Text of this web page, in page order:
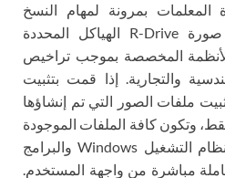
المعلمات بمرونة لمهام النسخ
الاحتياطي المعقدة. تدعم صورة R-Drive الهياكل المحددة
المخصصة بموجب تراخيص
والتجارية. إذا قمت بتثبيت
ملفات الصور التي تم إنشاؤها
وتكون كافة الملفات الموجودة
على هذه الأقراص متاحة لنظام التشغيل Windows والبرامج
مباشرة من واجهة المستخدم.